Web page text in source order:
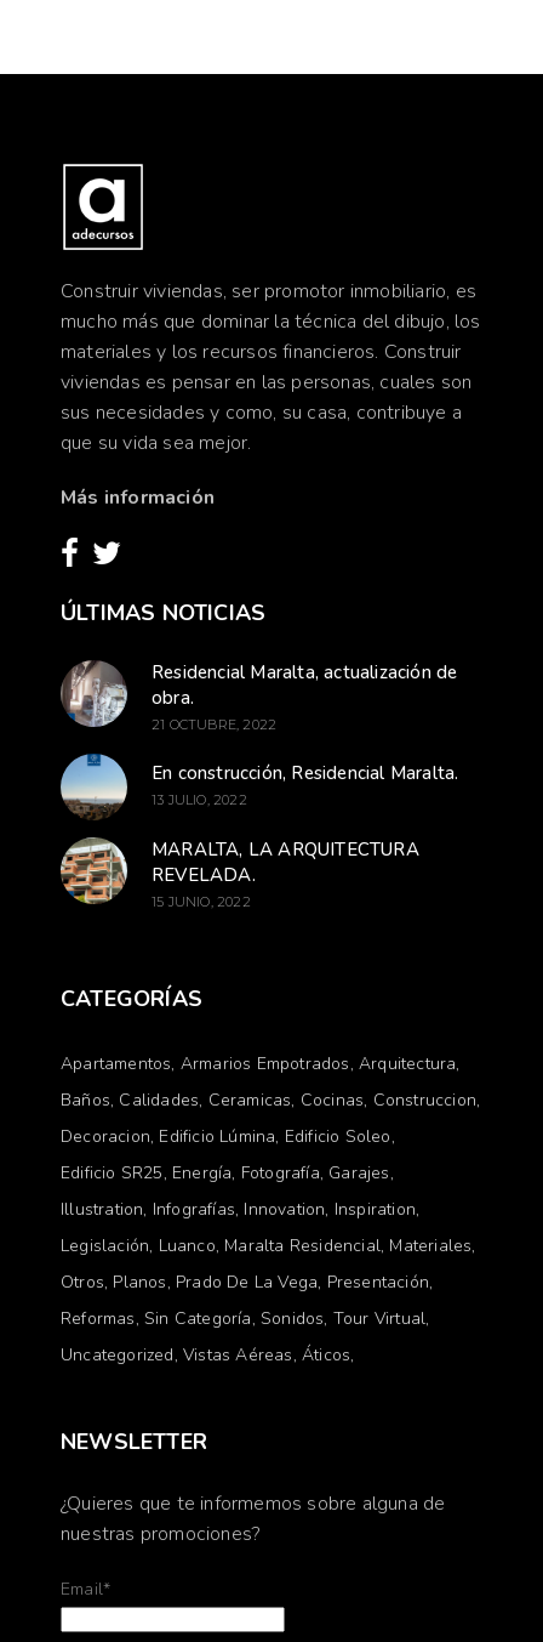
Construir viviendas, ser promotor inmobiliario, es
mucho más que dominar la técnica del dibujo, los
materiales y los recursos financieros. Construir
viviendas es pensar en las personas, cuales son
sus necesidades y como, su casa, contribuye a
que su vida sea mejor.
Más información
ÚLTIMAS NOTICIAS
Residencial Maralta, actualización de
obra.
21 OCTUBRE, 2022
En construcción, Residencial Maralta.
13 JULIO, 2022
MARALTA, LA ARQUITECTURA
REVELADA.
15 JUNIO, 2022
CATEGORÍAS
Apartamentos Armarios Empotrados Arquitectura
Baños Calidades Ceramicas Cocinas Construccion
Decoracion Edificio Lúmina Edificio Soleo
Edificio SR25 Energía Fotografía Garajes
Illustration Infografías Innovation Inspiration
Legislación Luanco Maralta Residencial Materiales
Otros Planos Prado De La Vega Presentación
Reformas Sin Categoría Sonidos Tour Virtual
Uncategorized Vistas Aéreas Áticos
NEWSLETTER
¿Quieres que te informemos sobre alguna de
nuestras promociones?
Email*